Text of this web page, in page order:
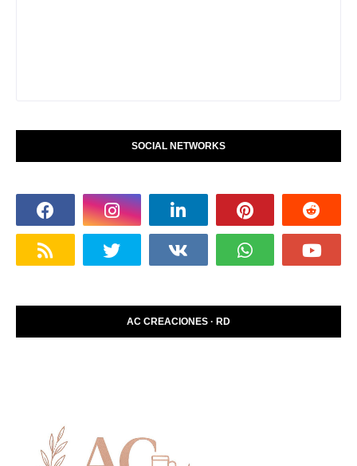
SOCIAL NETWORKS
AC CREACIONES · RD